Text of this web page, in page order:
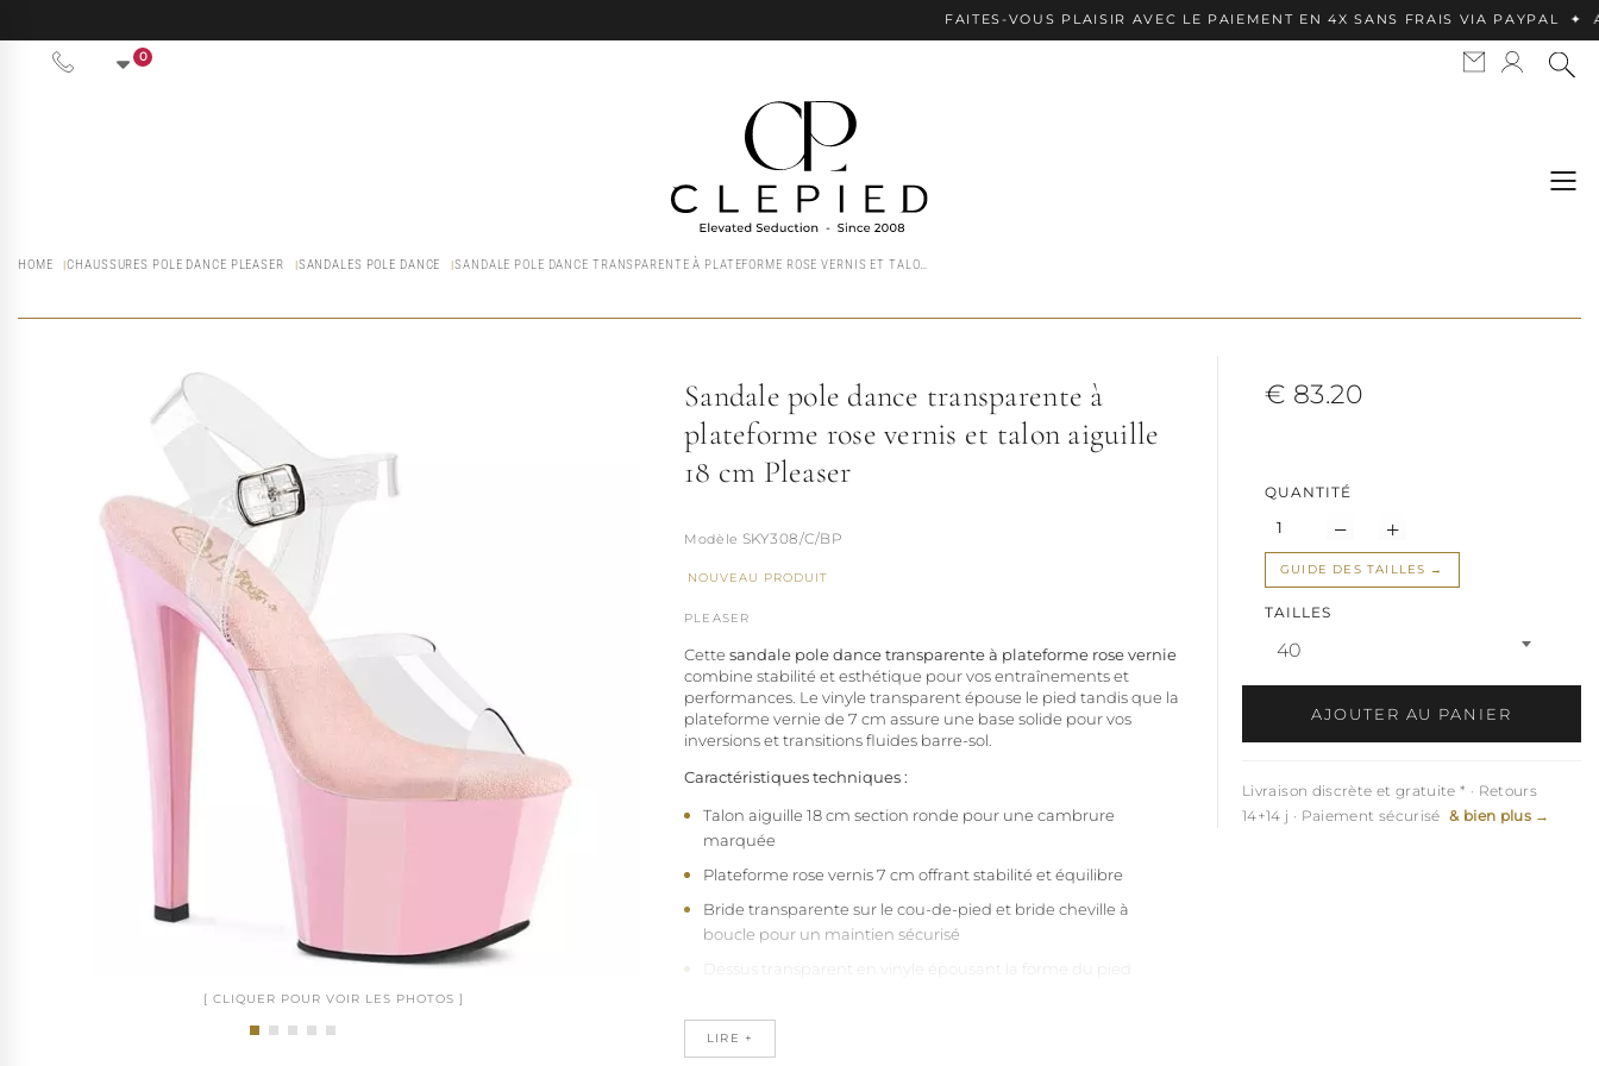
FAITES-VOUS PLAISIR AVEC LE PAIEMENT EN 4X SANS FRAIS VIA PAYPAL ✦ APPLE
0
HOME CHAUSSURES POLE DANCE PLEASER SANDALES POLE DANCE SANDALE POLE DANCE TRANSPARENTE À PLATEFORME ROSE VERNIS ET TALON AIGUILLE 18 CM PLEASER
Sandale pole dance transparente à
plateforme rose vernis et talon aiguille
18 cm Pleaser
SKY308/C/BP
NOUVEAU PRODUIT
PLEASER
Cette sandale pole dance transparente à plateforme rose vernie
combine stabilité et esthétique pour vos entraînements et
performances. Le vinyle transparent épouse le pied tandis que la
plateforme vernie de 7 cm assure une base solide pour vos
inversions et transitions fluides barre-sol.
Caractéristiques techniques :
Talon aiguille 18 cm section ronde pour une cambrure
marquée
Plateforme rose vernis 7 cm offrant stabilité et équilibre
Bride transparente sur le cou-de-pied et bride cheville à
boucle pour un maintien sécurisé
Dessus transparent en vinyle épousant la forme du pied
LIRE +
€ 83.20
QUANTITÉ
GUIDE DES TAILLES
TAILLES
40
AJOUTER AU PANIER
Livraison discrète et gratuite * · Retours
14+14 j · Paiement sécurisé & bien plus →